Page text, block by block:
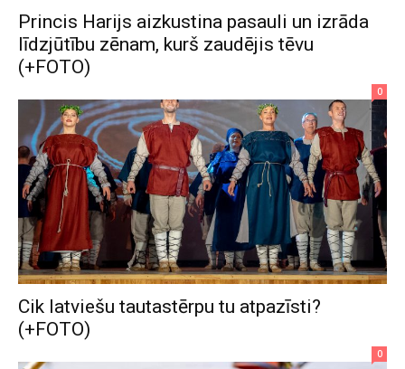
Princis Harijs aizkustina pasauli un izrāda
līdzjūtību zēnam, kurš zaudējis tēvu
(+FOTO)
0
Cik latviešu tautastērpu tu atpazīsti?
(+FOTO)
0